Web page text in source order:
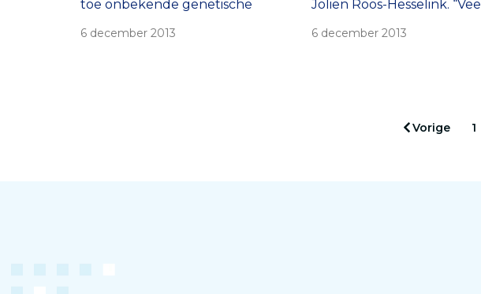
toe onbekende genetische
grondslag. Die ontdekking blijkt
6 december 2013
Jolien Roos-Hesselink. “Veel
hartafwijking worden
6 december 2013
Vorige 1